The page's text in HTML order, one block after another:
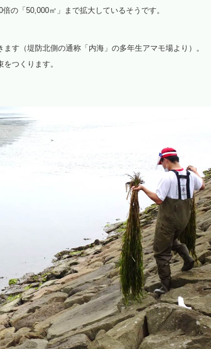
の「50,000㎡」まで拡大しているそうです。
す（堤防北側の通称「内海」の多年生アマモ場より）。
つくります。